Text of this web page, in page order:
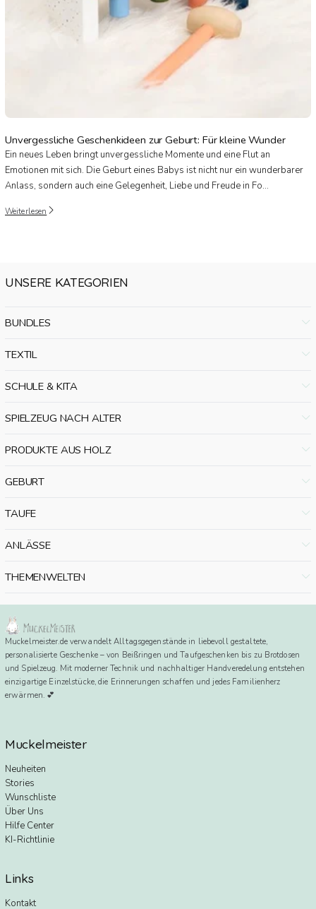
Unvergessliche Geschenkideen zur Geburt: Für kleine Wunder
Ein neues Leben bringt unvergessliche Momente und eine Flut an
Emotionen mit sich. Die Geburt eines Babys ist nicht nur ein wunderbarer
Anlass, sondern auch eine Gelegenheit, Liebe und Freude in Fo...
Weiterlesen
UNSERE KATEGORIEN
BUNDLES
TEXTIL
SCHULE & KITA
SPIELZEUG NACH ALTER
PRODUKTE AUS HOLZ
GEBURT
TAUFE
ANLÄSSE
THEMENWELTEN
Muckelmeister.de verwandelt Alltagsgegenstände in liebevoll gestaltete,
personalisierte Geschenke – von Beißringen und Taufgeschenken bis zu Brotdosen
und Spielzeug. Mit moderner Technik und nachhaltiger Handveredelung entstehen
einzigartige Einzelstücke, die Erinnerungen schaffen und jedes Familienherz
erwärmen. 💕
Muckelmeister
Neuheiten
Stories
Wunschliste
Über Uns
Hilfe Center
KI-Richtlinie
Links
Kontakt